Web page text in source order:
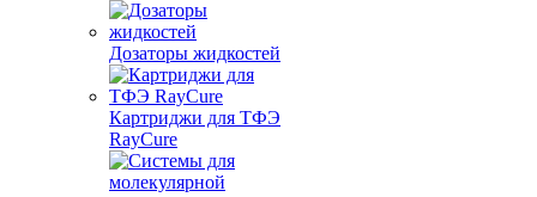
Дозаторы жидкостей
Картриджи для ТФЭ
RayCure